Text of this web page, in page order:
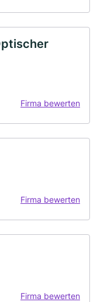
Firma bewerten
Firma bewerten
Firma bewerten